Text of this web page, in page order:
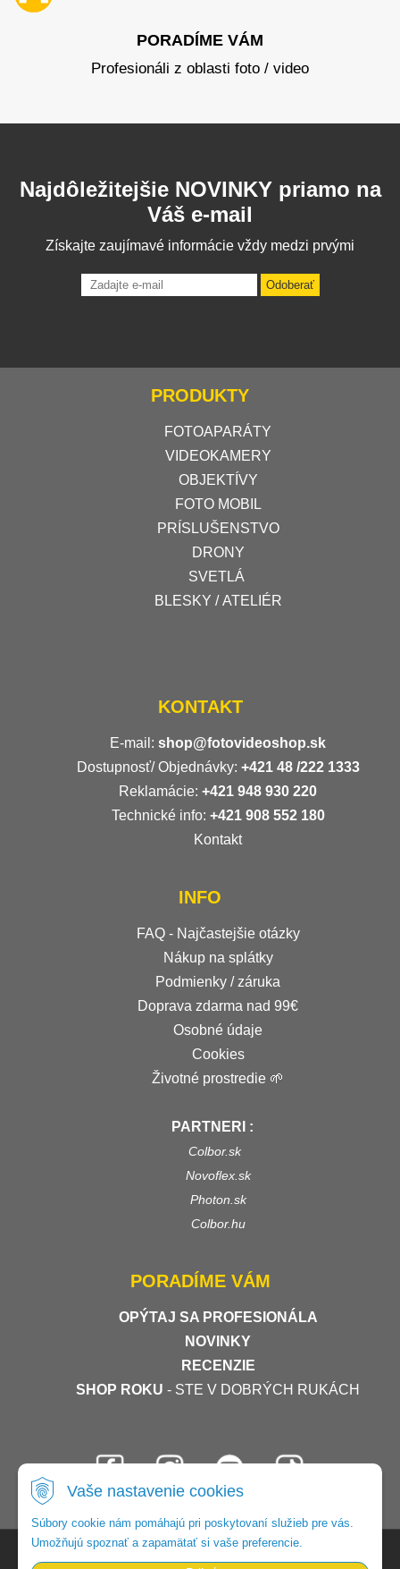
Vaše nastavenie cookies
Súbory cookie nám pomáhajú pri poskytovaní služieb pre vás.
Umožňujú spoznať a zapamätať si vaše preferencie.
PORADÍME VÁM
Profesionáli z oblasti foto / video
Najdôležitejšie NOVINKY priamo na
Váš e-mail
Získajte zaujímavé informácie vždy medzi prvými
Odoberať
PRODUKTY
FOTOAPARÁTY
VIDEOKAMERY
OBJEKTÍVY
FOTO MOBIL
PRÍSLUŠENSTVO
DRONY
SVETLÁ
BLESKY / ATELIÉR
KONTAKT
E-mail: shop@fotovideoshop.sk
Dostupnosť/ Objednávky: +421 48 /222 1333
Reklamácie: +421 948 930 220
Technické info: +421 908 552 180
Kontakt
INFO
FAQ - Najčastejšie otázky
Nákup na splátky
Podmienky / záruka
Doprava zdarma nad 99€
Osobné údaje
Cookies
Životné prostredie 🌱
PARTNERI :
Colbor.sk
Novoflex.sk
Photon.sk
Colbor.hu
PORADÍME VÁM
OPÝTAJ SA PROFESIONÁLA
NOVINKY
RECENZIE
SHOP ROKU - STE V DOBRÝCH RUKÁCH
© 2026 Foto-video-shop •tvorba eshopu cez UNIobchod
spoločnostiWEBYGROUP